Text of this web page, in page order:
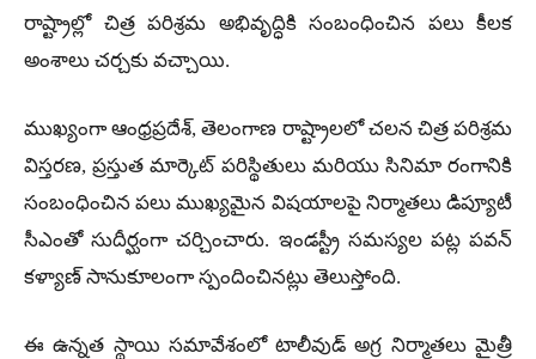
రాష్ట్రాల్లో చిత్ర పరిశ్రమ అభివృద్ధికి సంబంధించిన పలు కీలక
అంశాలు చర్చకు వచ్చాయి.
ముఖ్యంగా ఆంధ్రప్రదేశ్, తెలంగాణ రాష్ట్రాలలో చలన చిత్ర పరిశ్రమ
విస్తరణ, ప్రస్తుత మార్కెట్ పరిస్థితులు మరియు సినిమా రంగానికి
సంబంధించిన పలు ముఖ్యమైన విషయాలపై నిర్మాతలు డిప్యూటీ
సీఎంతో సుదీర్ఘంగా చర్చించారు. ఇండస్ట్రీ సమస్యల పట్ల పవన్
కళ్యాణ్ సానుకూలంగా స్పందించినట్లు తెలుస్తోంది.
ఈ ఉన్నత స్థాయి సమావేశంలో టాలీవుడ్ అగ్ర నిర్మాతలు మైత్రీ